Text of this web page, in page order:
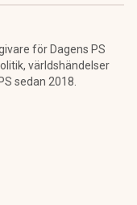
för Dagens PS
världshändelser
sedan 2018.